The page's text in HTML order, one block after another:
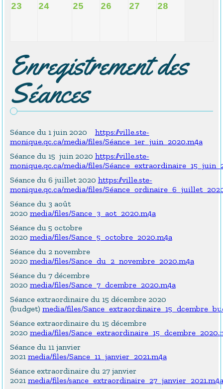
23 24 25 26 27 28
Enregistrement des
Séances
Séance du 1 juin 2020 https://ville.ste-
monique.qc.ca/media/files/Séance_1er_juin_2020.m4a
Séance du 15 juin 2020 https://ville.ste-
monique.qc.ca/media/files/
Séance du 6 juillet 2020 https://ville.ste-
monique.qc.ca/media/files/
Séance du 3 août
2020 media/files/Sance_3_aot_2020.m4a
Séance du 5 octobre
2020 media/files/Sance_5_octobre_2020.m4a
Séance du 2 novembre
2020 media/files/Sance_du_2_novembre_2020.m4a
Séance du 7 décembre
2020 media/files/Sance_7_dcembre_2020.m4a
Séance extraordinaire du 15 décembre 2020
(budget) media/files/
Séance extraordinaire du 15 décembre
2020 media/files/
Séance du 11 janvier
2021 media/files/Sance_11_janvier_2021.m4a
Séance extraordinaire du 27 janvier
2021 media/files/sance_extraordinaire_27_janvier_2021.m4a